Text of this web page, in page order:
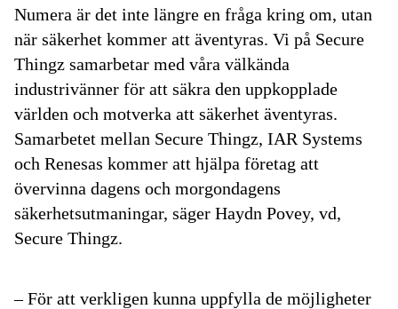
Numera är det inte längre en fråga kring om, utan
när säkerhet kommer att äventyras. Vi på Secure
Thingz samarbetar med våra välkända
industrivänner för att säkra den uppkopplade
världen och motverka att säkerhet äventyras.
Samarbetet mellan Secure Thingz, IAR Systems
och Renesas kommer att hjälpa företag att
övervinna dagens och morgondagens
säkerhetsutmaningar, säger Haydn Povey, vd,
Secure Thingz.
– För att verkligen kunna uppfylla de möjligheter